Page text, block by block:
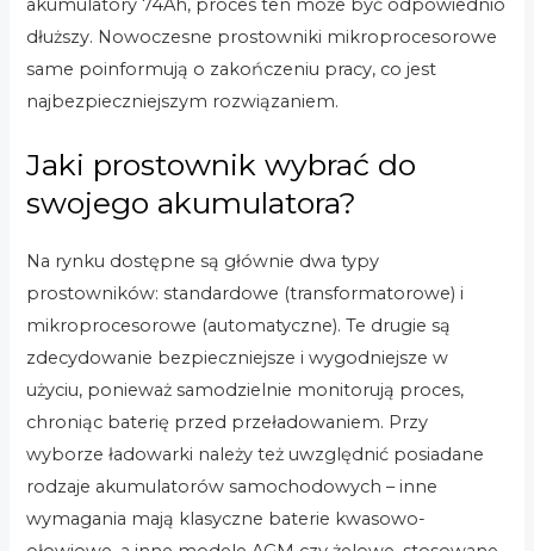
akumulatory 74Ah, proces ten może być odpowiednio
dłuższy. Nowoczesne prostowniki mikroprocesorowe
same poinformują o zakończeniu pracy, co jest
najbezpieczniejszym rozwiązaniem.
Jaki prostownik wybrać do
swojego akumulatora?
Na rynku dostępne są głównie dwa typy
prostowników: standardowe (transformatorowe) i
mikroprocesorowe (automatyczne). Te drugie są
zdecydowanie bezpieczniejsze i wygodniejsze w
użyciu, ponieważ samodzielnie monitorują proces,
chroniąc baterię przed przeładowaniem. Przy
wyborze ładowarki należy też uwzględnić posiadane
rodzaje akumulatorów samochodowych – inne
wymagania mają klasyczne baterie kwasowo-